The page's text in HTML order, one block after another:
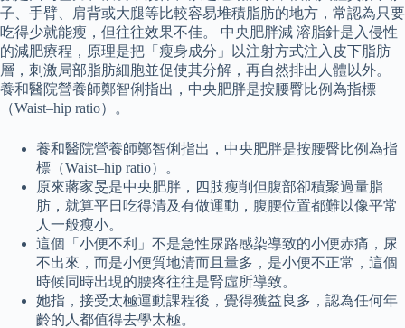
子、手臂、肩背或大腿等比較容易堆積脂肪的地方，常認為只要
吃得少就能瘦，但往往效果不佳。 中央肥胖減 溶脂針是入侵性
的減肥療程，原理是把「瘦身成分」以注射方式注入皮下脂肪
層，刺激局部脂肪細胞並促使其分解，再自然排出人體以外。
養和醫院營養師鄭智俐指出，中央肥胖是按腰臀比例為指標
（Waist–hip ratio）。
養和醫院營養師鄭智俐指出，中央肥胖是按腰臀比例為指
標（Waist–hip ratio）。
原來蔣家旻是中央肥胖，四肢瘦削但腹部卻積聚過量脂
肪，就算平日吃得清及有做運動，腹腰位置都難以像平常
人一般瘦小。
這個「小便不利」不是急性尿路感染導致的小便赤痛，尿
不出來，而是小便質地清而且量多，是小便不正常，這個
時候同時出現的腰疼往往是腎虛所導致。
她指，接受太極運動課程後，覺得獲益良多，認為任何年
齡的人都值得去學太極。